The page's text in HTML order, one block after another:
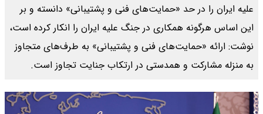
علیه ایران را در حد «حمایت‌های فنی و پشتیبانی» دانسته و بر
این اساس هرگونه همکاری در جنگ علیه ایران را انکار کرده است،
نوشت: ارائه «حمایت‌های فنی و پشتیبانی» به طرف‌های متجاوز
به منزله مشارکت و همدستی در ارتکاب جنایت تجاوز است.